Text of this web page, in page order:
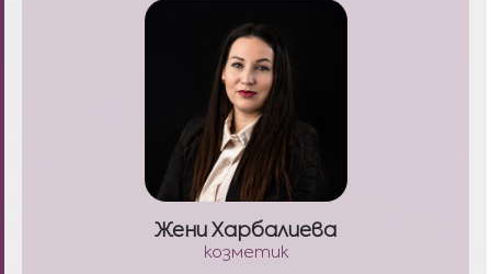
Жени Харбалиева
козметик